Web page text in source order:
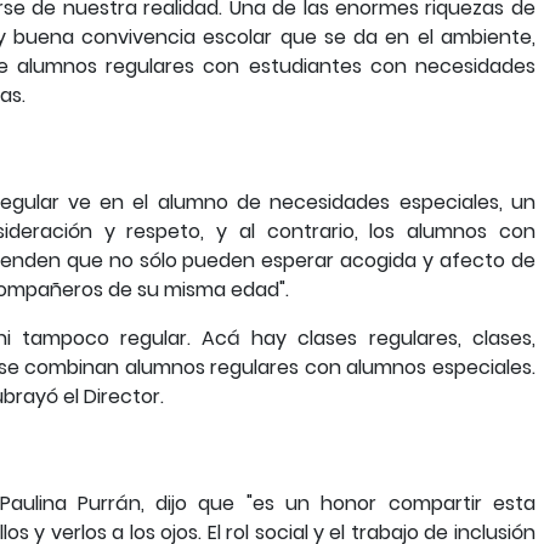
de nuestra realidad. Una de las enormes riquezas de
convivencia escolar que se da en el ambiente,
regulares con estudiantes con necesidades
ve en el alumno de necesidades especiales, un
y respeto, y al contrario, los alumnos con
que no sólo pueden esperar acogida y afecto de
de su misma edad".
tampoco regular. Acá hay clases regulares, clases,
combinan alumnos regulares con alumnos especiales.
el Director.
Purrán, dijo que "es un honor compartir esta
y verlos a los ojos. El rol social y el trabajo de inclusión